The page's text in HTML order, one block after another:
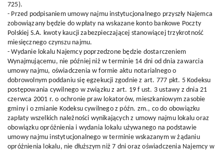
725).
- Przed podpisaniem umowy najmu instytucjonalnego przyszły Najemca
zobowiązany będzie do wpłaty na wskazane konto bankowe Poczty
Polskiej S.A. kwoty kaucji zabezpieczającej stanowiącej trzykrotność
miesięcznego czynszu najmu.
- Wydanie lokalu Najemcy poprzedzone będzie dostarczeniem
Wynajmującemu, nie później niż w terminie 14 dni od dnia zawarcia
umowy najmu, oświadczenia w formie aktu notarialnego o
dobrowolnym poddaniu się egzekucji zgodnie z art. 777 pkt. 5 Kodeksu
postępowania cywilnego w związku z art. 19 f ust. 3 ustawy z dnia 21
czerwca 2001 r. o ochronie praw lokatorów, mieszkaniowym zasobie
gminy i o zmianie Kodeksu cywilnego z późn. zm., co do obowiązku
zapłaty wszelkich należności wynikających z umowy najmu lokalu oraz
obowiązku opróżnienia i wydania lokalu używanego na podstawie
umowy najmu instytucjonalnego w terminie wskazanym w żądaniu
opróżnienia lokalu, nie dłuższym niż 7 dni oraz oświadczenia Najemcy w